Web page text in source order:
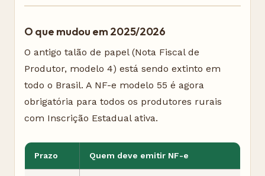
O que mudou em 2025/2026
O antigo talão de papel (Nota Fiscal de
Produtor, modelo 4) está sendo extinto em
todo o Brasil. A NF-e modelo 55 é agora
obrigatória para todos os produtores rurais
com Inscrição Estadual ativa.
Prazo Quem deve emitir NF-e